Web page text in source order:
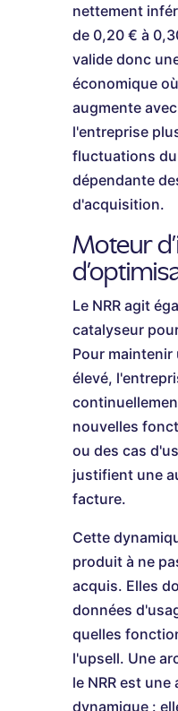
nettement
de 0,20 € à
valide donc
économique
augmente
l'entreprise
fluctuations
dépendante
d'acquisition.
Moteur
Le NRR agit
catalyseur
Pour
élevé,
nouvelles
ou des cas
justifient une
facture.
Cette
produit à ne
acquis. Elles
données
quelles
l'upsell. Une
le NRR est
dynamique :